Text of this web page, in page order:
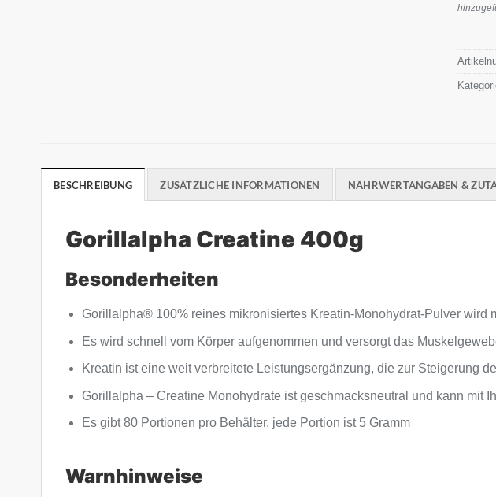
BESCHREIBUNG ZUSÄTZLICHE INFORMATIONEN NÄHRWERTANGABEN &
Gorillalpha Creatine 400g
Besonderheiten
Gorillalpha®️ 100% reines mikronisiertes Kreatin-Monohydrat-Pulver wird
Es wird schnell vom Körper aufgenommen und versorgt das
Kreatin ist eine weit verbreitete Leistungsergänzung, die zur Steigerung
Gorillalpha – Creatine Monohydrate ist geschmacksneutral und kann mit
Es gibt 80 Portionen pro Behälter, jede Portion ist 5 Gramm
Warnhinweise